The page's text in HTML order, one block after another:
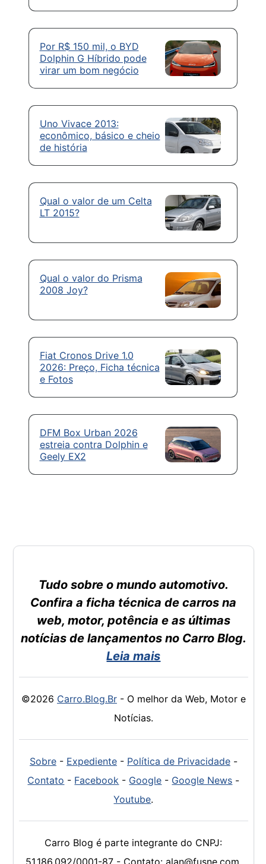
Por R$ 150 mil, o BYD
Dolphin G Híbrido pode
virar um bom negócio
Uno Vivace 2013:
econômico, básico e cheio
de história
Qual o valor de um Celta
LT 2015?
Qual o valor do Prisma
2008 Joy?
Fiat Cronos Drive 1.0
2026: Preço, Ficha técnica
e Fotos
DFM Box Urban 2026
estreia contra Dolphin e
Geely EX2
Tudo sobre o mundo automotivo.
Confira a ficha técnica de carros na
web, motor, potência e as últimas
notícias de lançamentos no Carro Blog.
Leia mais
©2026 Carro.Blog.Br- O melhor da Web, Motor e
Notícias.
Sobre- Expediente- Política de Privacidade-
Contato - Facebook - Google - Google News -
Youtube.
Carro Blog é parte integrante do CNPJ: